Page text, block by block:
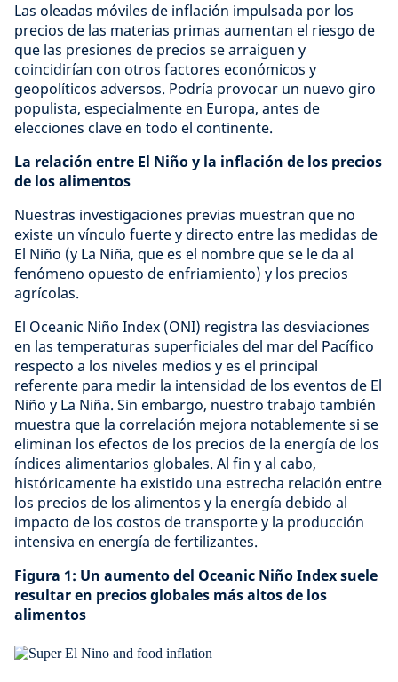
Las oleadas móviles de inflación impulsada por los
precios de las materias primas aumentan el riesgo de
que las presiones de precios se arraiguen y
coincidirían con otros factores económicos y
geopolíticos adversos. Podría provocar un nuevo giro
populista, especialmente en Europa, antes de
elecciones clave en todo el continente.
La relación entre El Niño y la inflación de los precios
de los alimentos
Nuestras investigaciones previas muestran que no
existe un vínculo fuerte y directo entre las medidas de
El Niño (y La Niña, que es el nombre que se le da al
fenómeno opuesto de enfriamiento) y los precios
agrícolas.
El Oceanic Niño Index (ONI) registra las desviaciones
en las temperaturas superficiales del mar del Pacífico
respecto a los niveles medios y es el principal
referente para medir la intensidad de los eventos de El
Niño y La Niña. Sin embargo, nuestro trabajo también
muestra que la correlación mejora notablemente si se
eliminan los efectos de los precios de la energía de los
índices alimentarios globales. Al fin y al cabo,
históricamente ha existido una estrecha relación entre
los precios de los alimentos y la energía debido al
impacto de los costos de transporte y la producción
intensiva en energía de fertilizantes.
Figura 1: Un aumento del Oceanic Niño Index suele
resultar en precios globales más altos de los
alimentos